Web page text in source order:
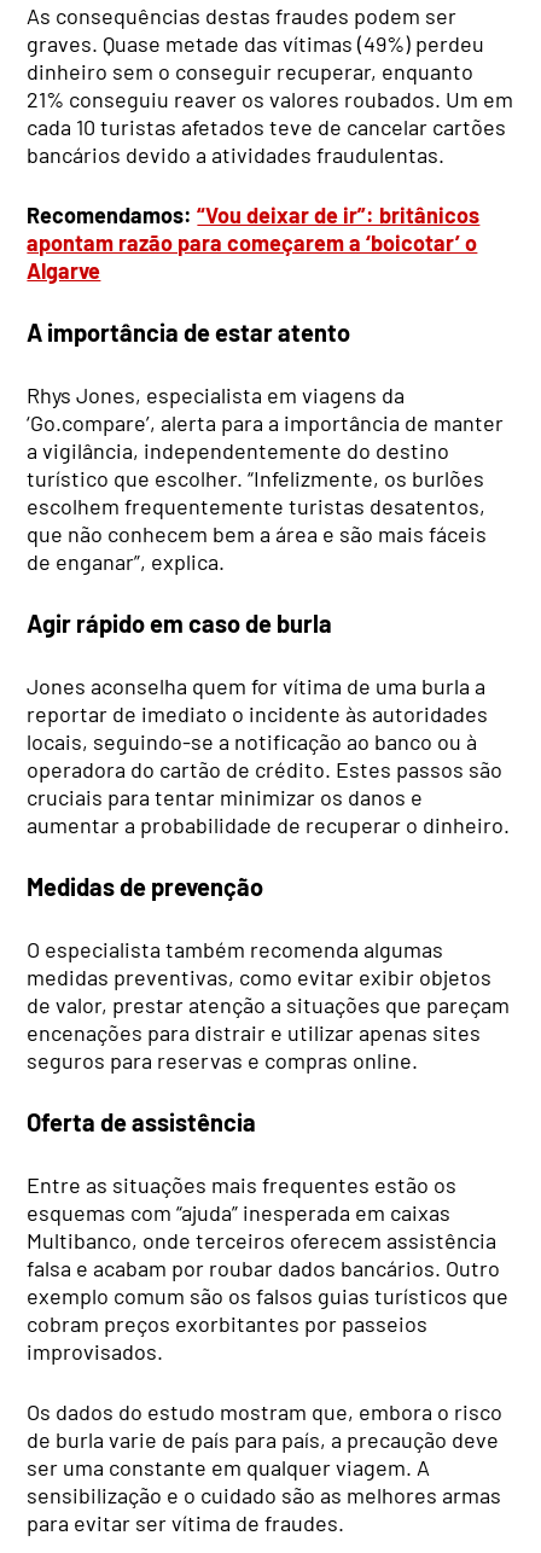
As consequências destas fraudes podem ser
graves. Quase metade das vítimas (49%) perdeu
dinheiro sem o conseguir recuperar, enquanto
21% conseguiu reaver os valores roubados. Um em
cada 10 turistas afetados teve de cancelar cartões
bancários devido a atividades fraudulentas.
Recomendamos:“Vou deixar de ir”: britânicos
apontam razão para começarem a ‘boicotar’ o
Algarve
A importância de estar atento
Rhys Jones, especialista em viagens da
‘Go.compare’, alerta para a importância de manter
a vigilância, independentemente do destino
turístico que escolher. “Infelizmente, os burlões
escolhem frequentemente turistas desatentos,
que não conhecem bem a área e são mais fáceis
de enganar”, explica.
Agir rápido em caso de burla
Jones aconselha quem for vítima de uma burla a
reportar de imediato o incidente às autoridades
locais, seguindo-se a notificação ao banco ou à
operadora do cartão de crédito. Estes passos são
cruciais para tentar minimizar os danos e
aumentar a probabilidade de recuperar o dinheiro.
Medidas de prevenção
O especialista também recomenda algumas
medidas preventivas, como evitar exibir objetos
de valor, prestar atenção a situações que pareçam
encenações para distrair e utilizar apenas sites
seguros para reservas e compras online.
Oferta de assistência
Entre as situações mais frequentes estão os
esquemas com “ajuda” inesperada em caixas
Multibanco, onde terceiros oferecem assistência
falsa e acabam por roubar dados bancários. Outro
exemplo comum são os falsos guias turísticos que
cobram preços exorbitantes por passeios
improvisados.
Os dados do estudo mostram que, embora o risco
de burla varie de país para país, a precaução deve
ser uma constante em qualquer viagem. A
sensibilização e o cuidado são as melhores armas
para evitar ser vítima de fraudes.